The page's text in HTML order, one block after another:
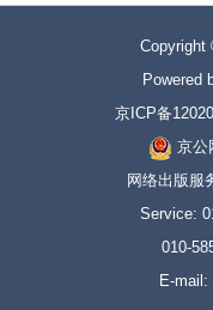
Copyright
Powered
京ICP备
京公
网络出版服
Service:
010-
E-